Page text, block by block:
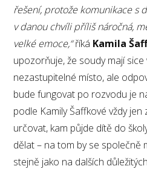
řešení, protože komunikace s
v danou chvíli příliš náročná,
velké emoce,“říká Kamila
upozorňuje, že soudy mají sice
nezastupitelné místo, ale
bude fungovat po rozvodu je
podle Kamily Šaffkové vždy
určovat, kam půjde dítě do
dělat – na tom by se společně
stejně jako na dalších